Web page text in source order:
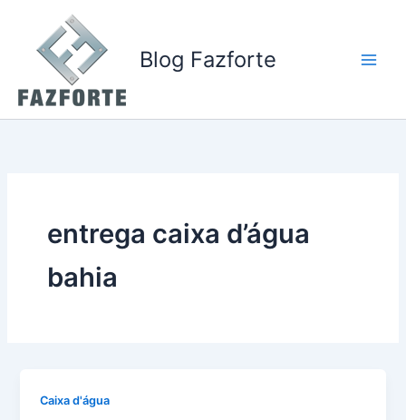
conteúdo
Blog Fazforte
entrega caixa d’água
bahia
Caixa d'água